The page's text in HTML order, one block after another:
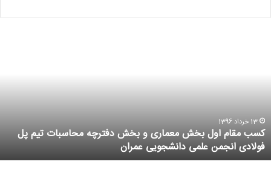
13 خرداد 1396
کسب مقام اول بخش معماری و بخش دفترچه محاسبات تیم پل
فولادی انجمن علمی دانشجویی عمران